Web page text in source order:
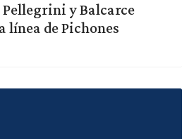
Pellegrini y Balcarce
de Pichones